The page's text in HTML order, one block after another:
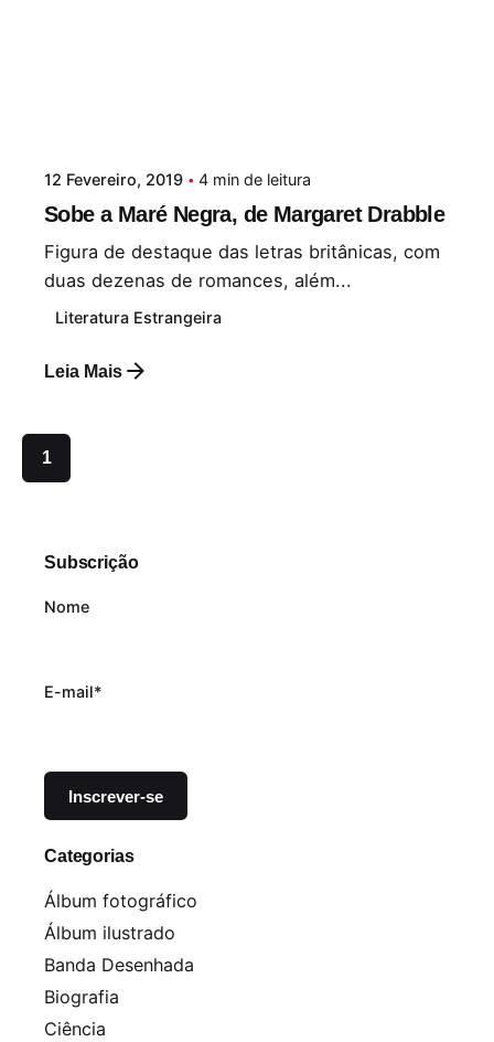
12 Fevereiro, 2019 4 min de leitura
Sobe a Maré Negra, de Margaret Drabble
Figura de destaque das letras britânicas, com
duas dezenas de romances, além...
Literatura Estrangeira
Leia Mais
1
Subscrição
Nome
E-mail*
Categorias
Álbum fotográfico
Álbum ilustrado
Banda Desenhada
Biografia
Ciência